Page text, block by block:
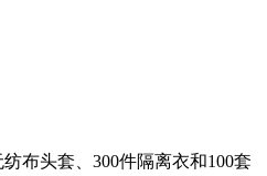
布头套、300件隔离衣和100套